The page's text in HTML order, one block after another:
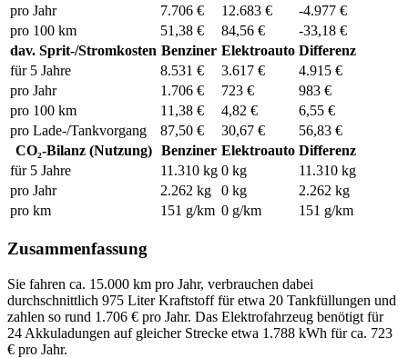
pro Jahr
7.706 € 12.683 € -4.977 €
pro 100 km
51,38 € 84,56 € -33,18 €
dav. Sprit-/Stromkosten Benziner Elektroauto Differenz
für 5 Jahre
8.531 € 3.617 € 4.915 €
pro Jahr
1.706 € 723 € 983 €
pro 100 km
11,38 € 4,82 € 6,55 €
pro Lade-/Tankvorgang
87,50 € 30,67 € 56,83 €
CO₂-Bilanz (Nutzung)
Benziner Elektroauto Differenz
für 5 Jahre
11.310 kg 0 kg 11.310 kg
pro Jahr
2.262 kg 0 kg 2.262 kg
pro km
151 g/km 0 g/km 151 g/km
Zusammenfassung
Sie fahren ca. 15.000 km pro Jahr, verbrauchen dabei
durchschnittlich 975 Liter Kraftstoff für etwa 20 Tankfüllungen und
zahlen so rund 1.706 € pro Jahr. Das Elektrofahrzeug benötigt für
24 Akkuladungen auf gleicher Strecke etwa 1.788 kWh für ca. 723
€ pro Jahr.